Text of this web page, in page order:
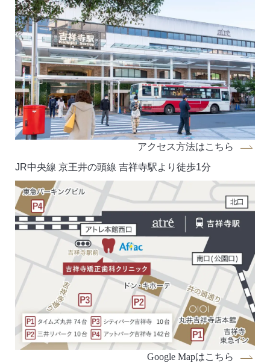
アクセス方法はこちら
JR中央線 京王井の頭線 吉祥寺駅より徒歩1分
Google Mapはこちら